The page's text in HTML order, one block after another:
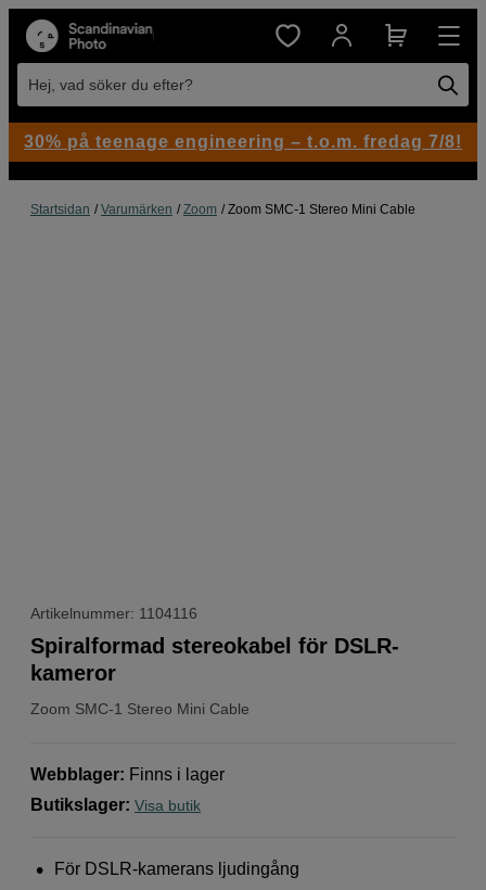
Hej, vad söker du efter?
Startsidan Varumärken Zoom Zoom SMC-1 Stereo Mini Cable
Artikelnummer: 1104116
Zoom SMC-1 Stereo Mini Cable
Spiralformad stereokabel för DSLR-
kameror
Webblager: Finns i lager
Butikslager: Visa butik
För DSLR-kamerans ljudingång
30% på teenage engineering – t.o.m. fredag 7/8!